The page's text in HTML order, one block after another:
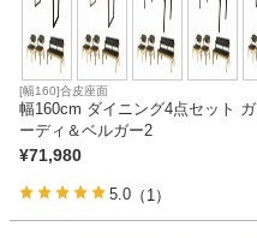
[幅160]合皮座面
幅160cm ダイニング4点セット ガ
ーディ＆ベルガー2
¥71,980
5.0 （1）